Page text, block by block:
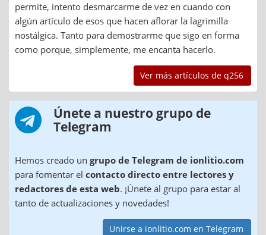
permite, intento desmarcarme de vez en cuando con
algún artículo de esos que hacen aflorar la lagrimilla
nostálgica. Tanto para demostrarme que sigo en forma
como porque, simplemente, me encanta hacerlo.
Ver más artículos de q256
Únete a nuestro grupo de
Telegram
Hemos creado un grupo de Telegram de ionlitio.com
para fomentar el contacto directo entre lectores y
redactores de esta web. ¡Únete al grupo para estar al
tanto de actualizaciones y novedades!
Unirse a ionlitio.com en Telegram